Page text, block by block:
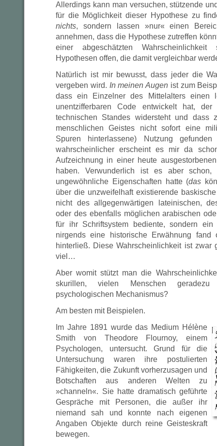
Allerdings kann man versuchen, stützende
für die Möglichkeit dieser Hypothese zu
nichts, sondern lassen »nur« einen
annehmen, dass die Hypothese zutreffen
einer abgeschätzten
Hypothesen offen, die damit vergleichbar
Natürlich ist mir bewusst, dass jeder die
vergeben wird. In meinen Augen ist zum
dass ein Einzelner des Mittelalters einen
unentzifferbaren Code entwickelt hat,
technischen Standes widersteht und dass
menschlichen Geistes nicht sofort eine
Spuren hinterlassene) Nutzung
wahrscheinlicher erscheint es mir da
Aufzeichnung in einer heute
haben. Verwunderlich ist es aber
ungewöhnliche Eigenschaften hatte (das
über die unzweifelhaft existierende
nicht des allgegenwärtigen lateinischen,
oder des ebenfalls möglichen arabischen
für ihr Schriftsystem bediente, sondern ein
nirgends eine historische Erwähnung
hinterließ. Diese Wahrscheinlichkeit ist zwar
viel…
Aber womit stützt man die
skurillen, vielen Menschen geradezu
psychologischen Mechanismus?
Am besten mit Beispielen.
Im Jahre 1891 wurde das Medium Hélène
Smith von Theodore Flournoy, einem
Psychologen, untersucht. Grund für die
Untersuchung waren ihre postulierten
Fähigkeiten, die Zukunft vorherzusagen und
Botschaften aus anderen Welten zu
»channeln«. Sie hatte dramatisch geführte
Gespräche mit Personen, die außer ihr
niemand sah und konnte nach eigenen
Angaben Objekte durch reine Geisteskraft
bewegen.